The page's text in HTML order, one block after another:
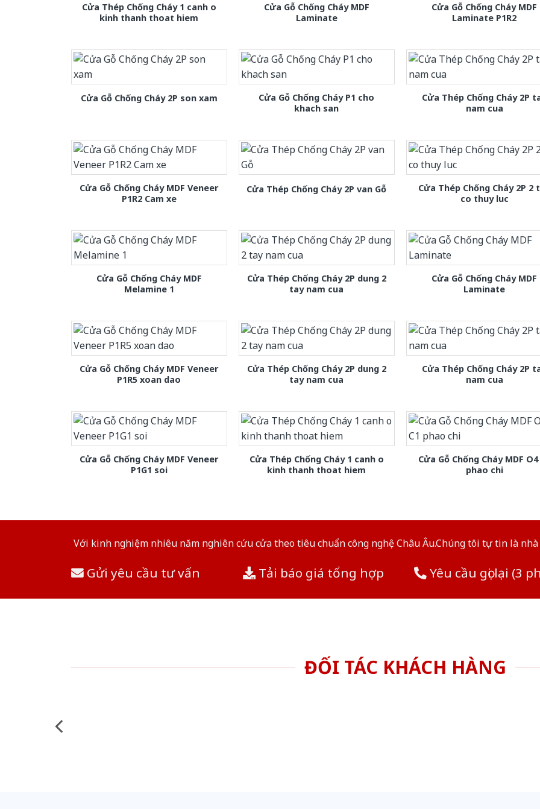
Cửa Thép Chống Cháy 1 canh o
kinh thanh thoat hiem
Cửa Gỗ Chống Cháy MDF
Laminate
Cửa Gỗ Chống Cháy MDF
Laminate P1R2
Cửa Gỗ Chống Cháy 2P son xam
Cửa Gỗ Chống Cháy P1 cho
khach san
Cửa Thép Chống Cháy 2P
nam cua
Cửa Gỗ Chống Cháy MDF Veneer
P1R2 Cam xe
Cửa Thép Chống Cháy 2P van Gỗ
Cửa Thép Chống Cháy 2P 2
co thuy luc
Cửa Gỗ Chống Cháy MDF
Melamine 1
Cửa Thép Chống Cháy 2P dung 2
tay nam cua
Cửa Gỗ Chống Cháy MDF
Laminate
Cửa Gỗ Chống Cháy MDF Veneer
P1R5 xoan dao
Cửa Thép Chống Cháy 2P dung 2
tay nam cua
Cửa Thép Chống Cháy 2P
nam cua
Cửa Gỗ Chống Cháy MDF Veneer
P1G1 soi
Cửa Thép Chống Cháy 1 canh o
kinh thanh thoat hiem
Cửa Gỗ Chống Cháy MDF O4
phao chi
Với kinh nghiệm nhiêu năm nghiên cứu cửa theo tiêu chuẩn công nghệ Châu Âu.Chúng tôi tự tin là
Gửi yêu cầu tư vấn Tải báo giá tổng hợp Yêu cầu gọi lại (3
ĐỐI TÁC KHÁCH HÀNG